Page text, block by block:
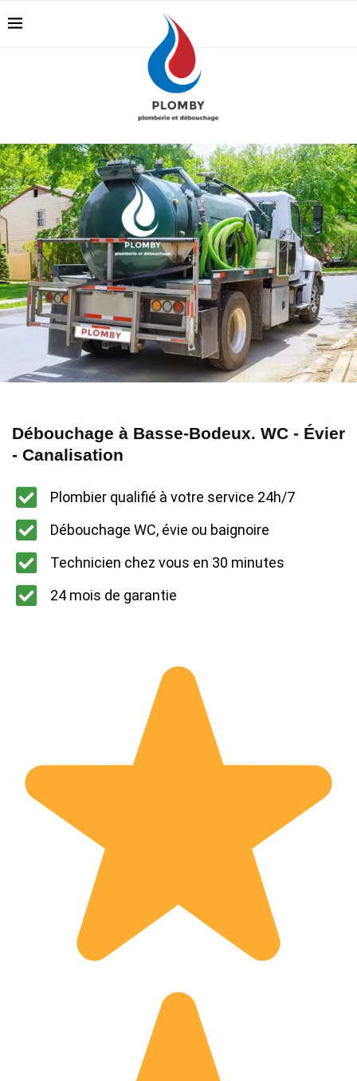
Débouchage à Basse-Bodeux. WC - Évier
- Canalisation
Plombier qualifié à votre service 24h/7
Débouchage WC, évie ou baignoire
Technicien chez vous en 30 minutes
24 mois de garantie